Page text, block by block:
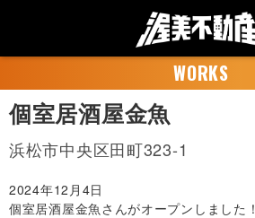
WORKS
個室居酒屋金魚
浜松市中央区田町323-1
2024年12月4日
個室居酒屋金魚さんがオープンしました！